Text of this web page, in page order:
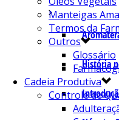
História
Manteigas
Termos da
Outros
Glossário
Cadeia Produtiva
Controle de